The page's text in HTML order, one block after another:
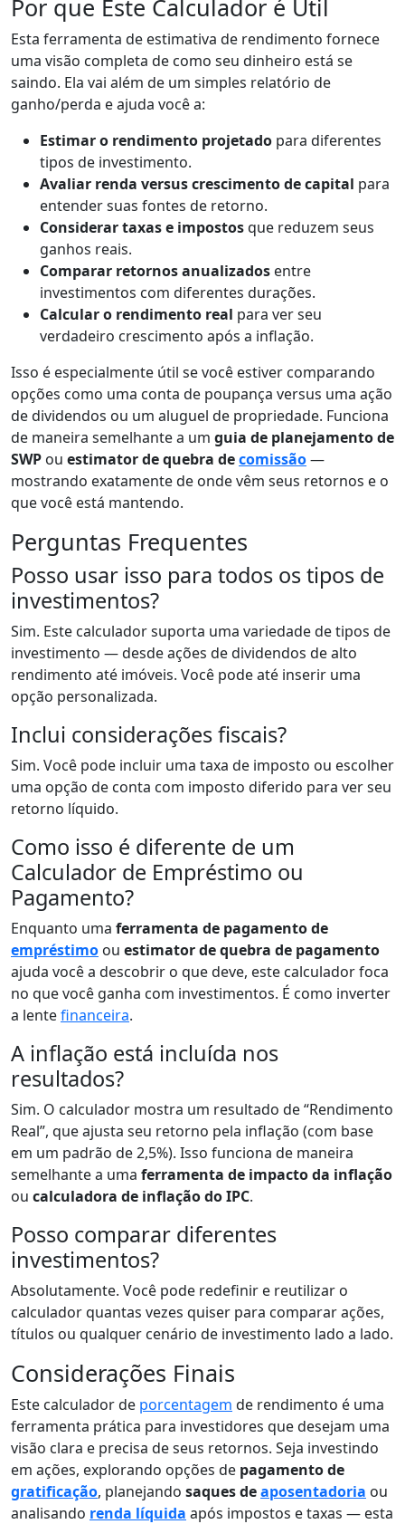
Por que Este Calculador é Útil
Esta ferramenta de estimativa de rendimento fornece
uma visão completa de como seu dinheiro está se
saindo. Ela vai além de um simples relatório de
ganho/perda e ajuda você a:
Estimar o rendimento projetado para diferentes
tipos de investimento.
Avaliar renda versus crescimento de capital para
entender suas fontes de retorno.
Considerar taxas e impostosque reduzem seus
ganhos reais.
Comparar retornos anualizados entre
investimentos com diferentes durações.
Calcular o rendimento real para ver seu
verdadeiro crescimento após a inflação.
Isso é especialmente útil se você estiver comparando
opções como uma conta de poupança versus uma ação
de dividendos ou um aluguel de propriedade. Funciona
de maneira semelhante a um guia de planejamento de
SWP ou estimator de quebra decomissão—
mostrando exatamente de onde vêm seus retornos e o
que você está mantendo.
Perguntas Frequentes
Posso usar isso para todos os tipos de
investimentos?
Sim. Este calculador suporta uma variedade de tipos de
investimento — desde ações de dividendos de alto
rendimento até imóveis. Você pode até inserir uma
opção personalizada.
Inclui considerações fiscais?
Sim. Você pode incluir uma taxa de imposto ou escolher
uma opção de conta com imposto diferido para ver seu
retorno líquido.
Como isso é diferente de um
Calculador de Empréstimo ou
Pagamento?
Enquanto uma ferramenta de pagamento de
empréstimo ou estimator de quebra de pagamento
ajuda você a descobrir o que deve, este calculador foca
no que você ganha com investimentos. É como inverter
a lentefinanceira.
A inflação está incluída nos
resultados?
Sim. O calculador mostra um resultado de “Rendimento
Real”, que ajusta seu retorno pela inflação (com base
em um padrão de 2,5%). Isso funciona de maneira
semelhante a uma ferramenta de impacto da inflação
ou calculadora de inflação do IPC.
Posso comparar diferentes
investimentos?
Absolutamente. Você pode redefinir e reutilizar o
calculador quantas vezes quiser para comparar ações,
títulos ou qualquer cenário de investimento lado a lado.
Considerações Finais
Este calculador de porcentagem de rendimento é uma
ferramenta prática para investidores que desejam uma
visão clara e precisa de seus retornos. Seja investindo
em ações, explorando opções de pagamento de
gratificação, planejando saques deaposentadoria ou
analisando renda líquida após impostos e taxas — esta